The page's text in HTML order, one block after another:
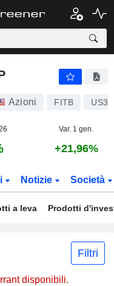
Azioni FITB
Var. 1 gen.
+21,96%
Notizie Società
a leva Prodotti
Filtri
disponibili.